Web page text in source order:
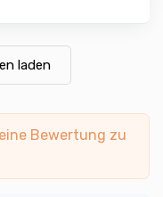
laden
Bewertung zu